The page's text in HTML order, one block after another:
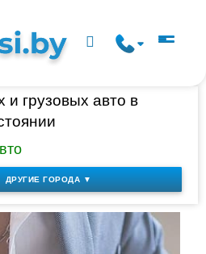
и грузовых авто в
ДРУГИЕ ГОРОДА ▼